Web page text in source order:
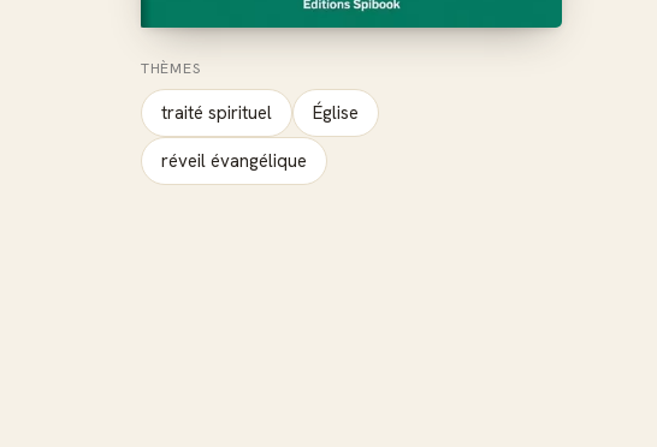
THÈMES
traité spirituel
Église
réveil évangélique